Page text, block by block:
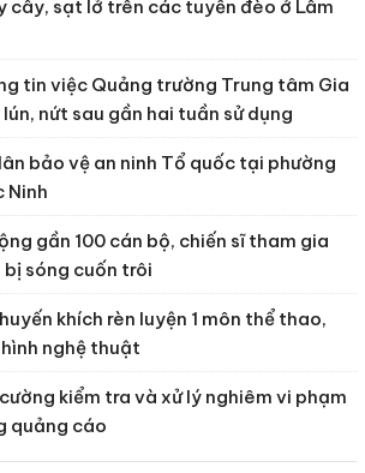
cây, sạt lở trên các tuyến đèo ở Lâm
tin việc Quảng trường Trung tâm Gia
nứt sau gần hai tuần sử dụng
bảo vệ an ninh Tổ quốc tại phường
Ninh
gần 100 cán bộ, chiến sĩ tham gia
bị sóng cuốn trôi
khích rèn luyện 1 môn thể thao,
nghệ thuật
kiểm tra và xử lý nghiêm vi phạm
quảng cáo